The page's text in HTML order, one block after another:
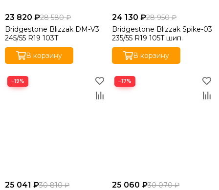
23 820 ₽28 580 ₽
Bridgestone Blizzak DM-V3
245/55 R19 103T
В корзину
24 130 ₽28 950 ₽
Bridgestone Blizzak Spike-03
235/55 R19 105T шип.
В корзину
−19%
25 041 ₽30 810 ₽
−17%
25 060 ₽30 070 ₽